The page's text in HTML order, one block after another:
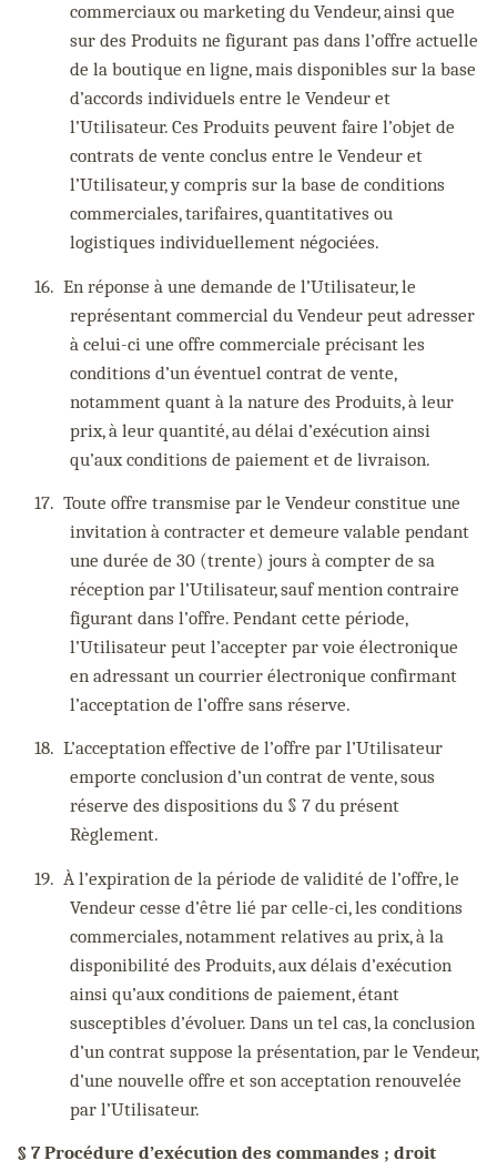
commerciaux ou marketing du Vendeur, ainsi que
sur des Produits ne figurant pas dans l’offre actuelle
de la boutique en ligne, mais disponibles sur la base
d’accords individuels entre le Vendeur et
l’Utilisateur. Ces Produits peuvent faire l’objet de
contrats de vente conclus entre le Vendeur et
l’Utilisateur, y compris sur la base de conditions
commerciales, tarifaires, quantitatives ou
logistiques individuellement négociées.
16. En réponse à une demande de l’Utilisateur, le
représentant commercial du Vendeur peut adresser
à celui-ci une offre commerciale précisant les
conditions d’un éventuel contrat de vente,
notamment quant à la nature des Produits, à leur
prix, à leur quantité, au délai d’exécution ainsi
qu’aux conditions de paiement et de livraison.
17. Toute offre transmise par le Vendeur constitue une
invitation à contracter et demeure valable pendant
une durée de 30 (trente) jours à compter de sa
réception par l’Utilisateur, sauf mention contraire
figurant dans l’offre. Pendant cette période,
l’Utilisateur peut l’accepter par voie électronique
en adressant un courrier électronique confirmant
l’acceptation de l’offre sans réserve.
18. L’acceptation effective de l’offre par l’Utilisateur
emporte conclusion d’un contrat de vente, sous
réserve des dispositions du § 7 du présent
Règlement.
19. À l’expiration de la période de validité de l’offre, le
Vendeur cesse d’être lié par celle-ci, les conditions
commerciales, notamment relatives au prix, à la
disponibilité des Produits, aux délais d’exécution
ainsi qu’aux conditions de paiement, étant
susceptibles d’évoluer. Dans un tel cas, la conclusion
d’un contrat suppose la présentation, par le Vendeur,
d’une nouvelle offre et son acceptation renouvelée
par l’Utilisateur.
§ 7 Procédure d’exécution des commandes ; droit